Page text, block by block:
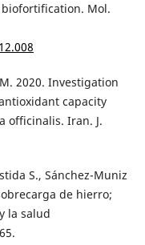
Mol.
2020. Investigation
capacity
officinalis. Iran. J.
S., Sánchez-Muniz
de hierro;
la salud